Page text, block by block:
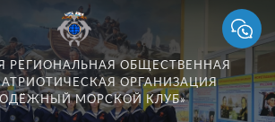
РЕГИОНАЛЬНАЯ ОБЩЕСТВЕННАЯ
ОРГАНИЗАЦИЯ
МОРСКОЙ КЛУБ»